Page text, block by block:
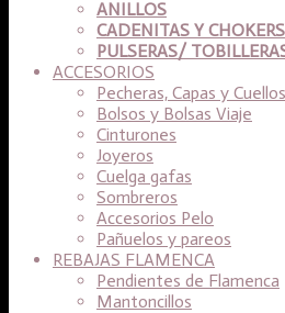
ANILLOS
CADENITAS Y CHOKERS
PULSERAS/
ACCESORIOS
Pecheras, Capas y Cuellos
Bolsos y Bolsas Viaje
Cinturones
Joyeros
Cuelga gafas
Sombreros
Accesorios Pelo
Pañuelos y pareos
REBAJAS FLAMENCA
Pendientes de Flamenca
Mantoncillos